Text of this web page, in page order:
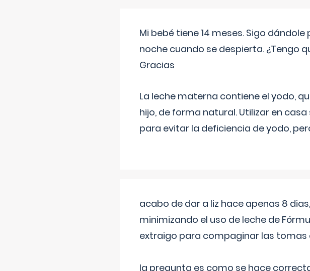
Mi bebé tiene 14 meses. Sigo
noche cuando se despierta. ¿Tengo
Gracias
La leche materna contiene el yodo,
hijo, de forma natural. Utilizar en
para evitar la deficiencia de yodo,
acabo de dar a liz hace apenas 8
minimizando el uso de leche de
extraigo para compaginar las tomas
la pregunta es como se hace